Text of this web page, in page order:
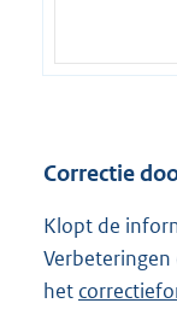
Correctie
Klopt de
het